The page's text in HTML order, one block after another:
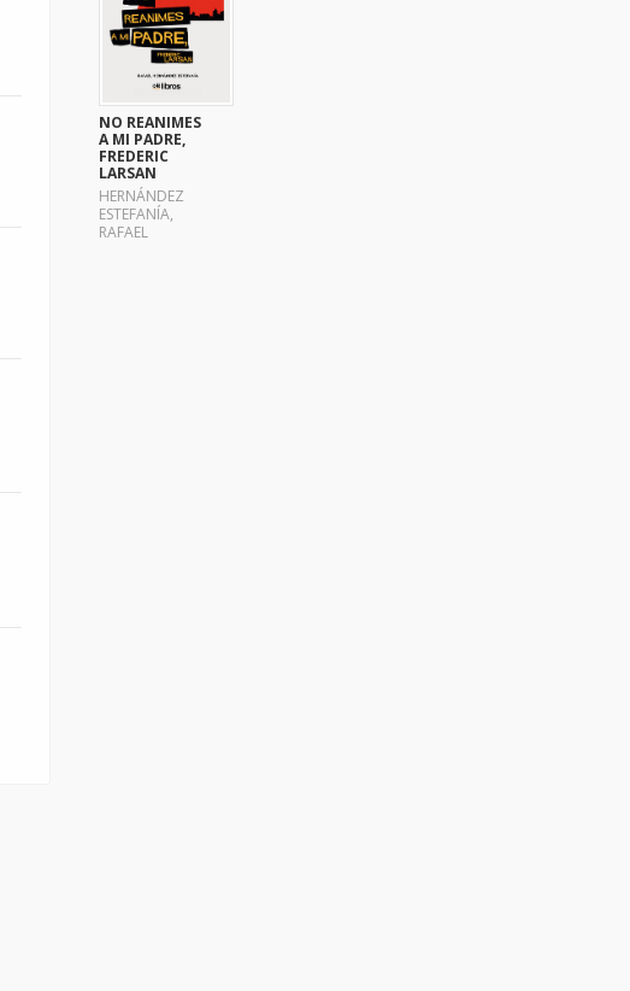
NO REANIMES
A MI PADRE,
FREDERIC
LARSAN
HERNÁNDEZ
ESTEFANÍA,
RAFAEL